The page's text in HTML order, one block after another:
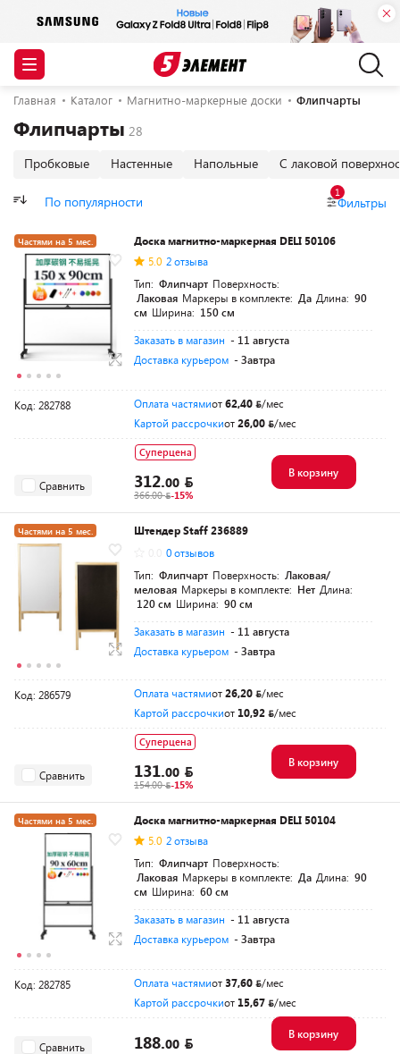
Главная Каталог Магнитно-маркерные доски Флипчарты
Флипчарты
Пробковые Настенные Напольные С лаковой
По популярности Фильтры
1
Частями на 5 мес.
Доска магнитно-маркерная DELI 50106
5.0 2 отзыва
Тип: Флипчарт Поверхность:
Лаковая Маркеры в комплекте: Да Длина: 90
см Ширина: 150 см
Заказать в магазин - 11 августа
Доставка курьером - Завтра
Код: 282788 Оплата частямиот62,40
/мес
Картой рассрочкиот26,00 /мес
Сравнить
Суперцена
312.00
366.00 -15%
В корзину
Частями на 5 мес.
Штендер Staff 236889
0 отзывов
Тип: Флипчарт Поверхность: Лаковая/
меловая Маркеры в комплекте: Нет Длина:
120 см Ширина: 90 см
Заказать в магазин - 11 августа
Доставка курьером - Завтра
Код: 286579 Оплата частямиот26,20
/мес
Картой рассрочкиот 10,92 /мес
Сравнить
Суперцена
131.00
154.00 -15%
В корзину
Частями на 5 мес.
Доска магнитно-маркерная DELI 50104
5.0 2 отзыва
Тип: Флипчарт Поверхность:
Лаковая Маркеры в комплекте: Да Длина: 90
см Ширина: 60 см
Заказать в магазин - 11 августа
Доставка курьером - Завтра
Код: 282785 Оплата частямиот37,60
/мес
Картой рассрочкиот 15,67 /мес
Сравнить 188.00
В корзину